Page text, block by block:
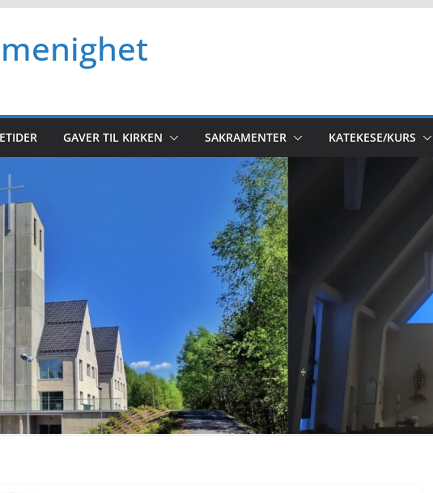
GAVER TIL KIRKEN SAKRAMENTER KATEKESE/KURS